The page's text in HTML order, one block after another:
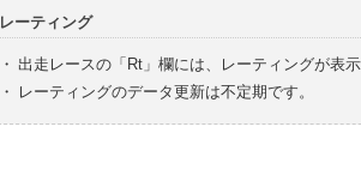
レーティング
・ 出走レースの「Rt」欄には、レーティングが表
・
レーティングのデータ更新は不定期です。